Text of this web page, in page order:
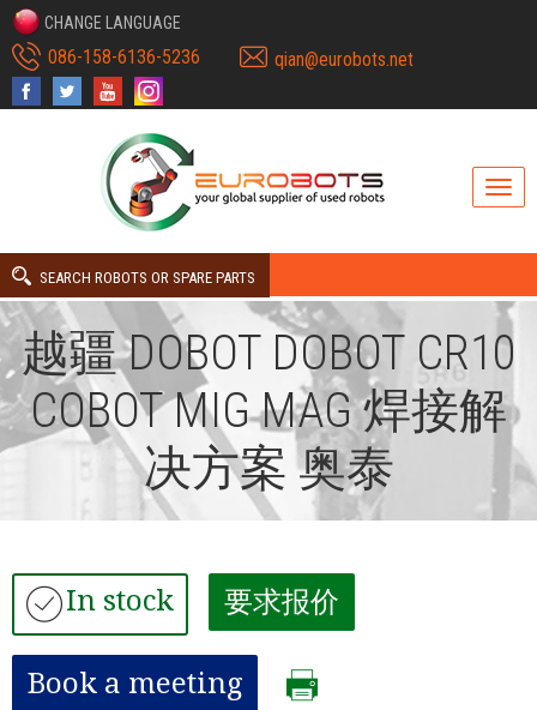
CHANGE LANGUAGE
086-158-6136-5236 qian@eurobots.net
SEARCH ROBOTS OR SPARE PARTS
越疆 DOBOT DOBOT CR10
COBOT MIG MAG 焊接解
决方案 奥泰
In stock 要求报价
Book a meeting